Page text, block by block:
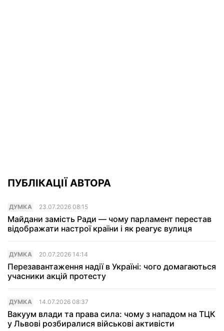
ПУБЛІКАЦІЇ АВТОРА
ДУМКА 23.07.2026 08:15
Майдани замість Ради — чому парламент перестав
відображати настрої країни і як реагує вулиця
ДУМКА 20.07.2026 14:14
Перезавантаження надії в Україні: чого домагаються
учасники акцій протесту
ДУМКА 14.07.2026 08:37
Вакуум влади та права сила: чому з нападом на ТЦК
у Львові розбиралися військові активісти